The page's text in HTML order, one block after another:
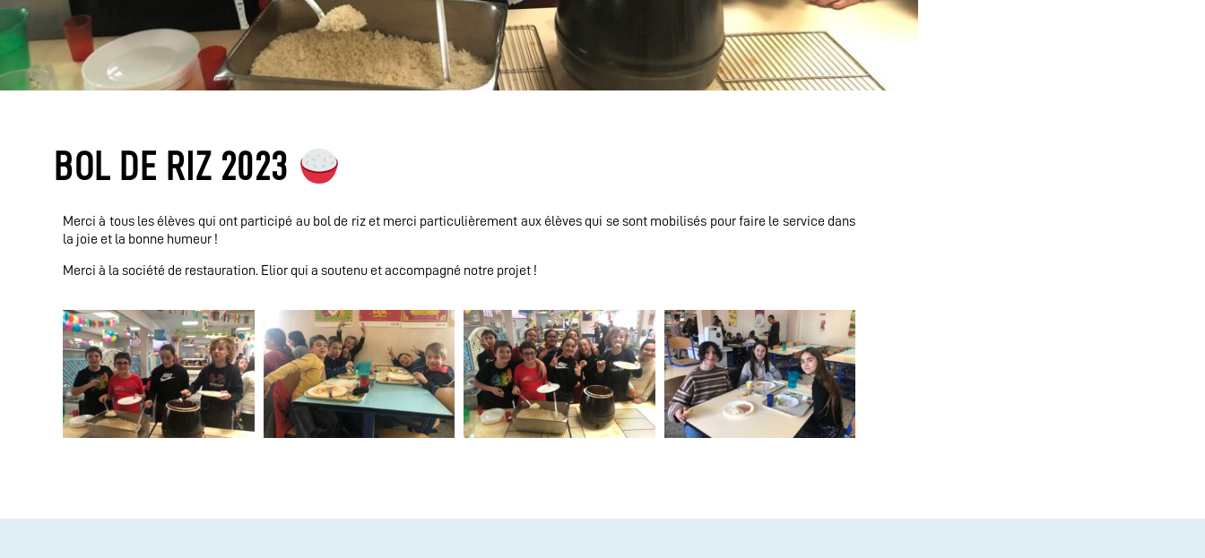
BOL DE RIZ 2023
Merci à tous les élèves qui ont participé au bol de riz et merci particulièrement aux élèves qui se sont mobilisés pour faire le service dans
la joie et la bonne humeur !
Merci à la société de restauration. Elior qui a soutenu et accompagné notre projet !